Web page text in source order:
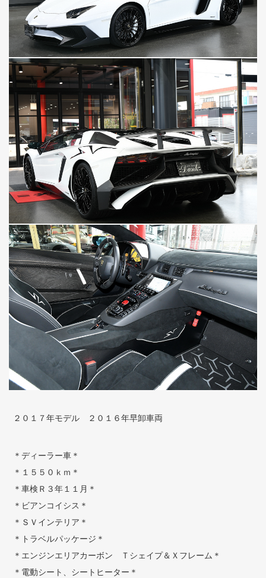
２０１７年モデル ２０１６年早卸車両
＊ディーラー車＊
＊１５５０ｋｍ＊
＊車検Ｒ３年１１月＊
＊ビアンコイシス＊
＊ＳＶインテリア＊
＊トラベルパッケージ＊
＊エンジンエリアカーボン Ｔシェイプ＆Ｘフレーム＊
＊電動シート、シートヒーター＊